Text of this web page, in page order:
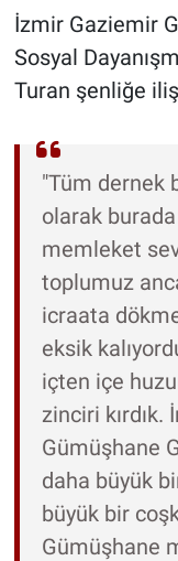
İzmir Gaziemir
Sosyal
Turan şenliğe
"Tüm dernek
olarak
memleket
toplumuz
icraata
eksik
içten içe
zinciri kırdık.
Gümüşhane
daha büyük
büyük bir
Gümüşhane